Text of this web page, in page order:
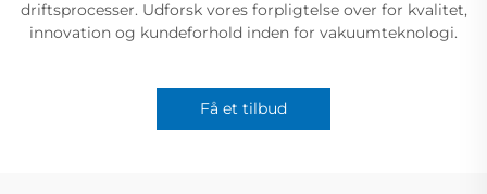
driftsprocesser. Udforsk vores forpligtelse over for kvalitet,
innovation og kundeforhold inden for vakuumteknologi.
Få et tilbud